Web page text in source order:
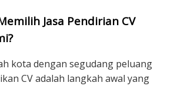
Jasa Pendirian CV
kota dengan segudang peluang
CV adalah langkah awal yang